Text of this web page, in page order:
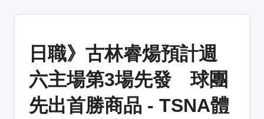
日職》古林睿煬預計週
六主場第3場先發 球團
先出首勝商品 - TSNA體